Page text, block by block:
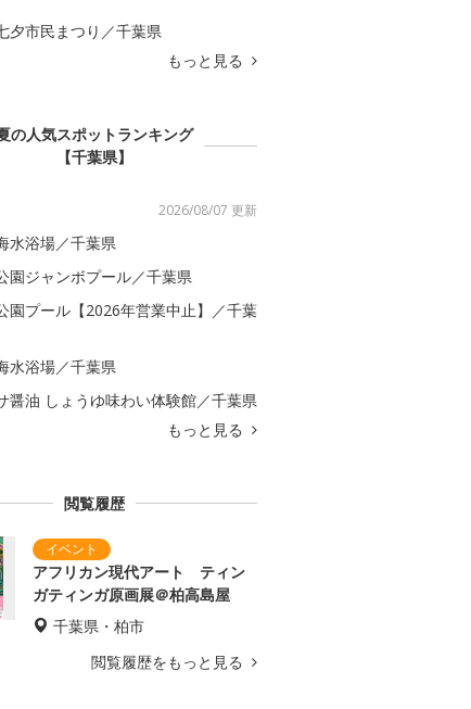
夕市民まつり／千葉県
もっと見る
の人気スポットランキング
【千葉県】
2026/08/07 更新
水浴場／千葉県
園ジャンボプール／千葉県
園プール【2026年営業中止】／千葉
水浴場／千葉県
醤油 しょうゆ味わい体験館／千葉県
もっと見る
閲覧履歴
アフリカン現代アート ティン
ガティンガ原画展＠柏高島屋
千葉県・柏市
閲覧履歴をもっと見る